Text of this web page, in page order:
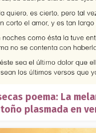
poema: La
plasmada en